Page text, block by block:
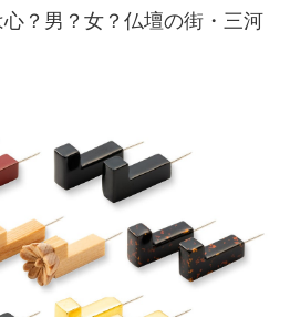
？男？女？仏壇の街・三河